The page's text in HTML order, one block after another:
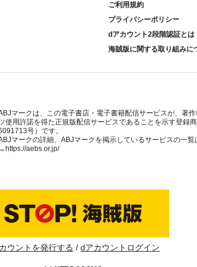
ご利用規約
プライバシーポリシー
dアカウント2段階認証とは
海賊版に関する取り組みに
マークは、この電子書店・電子書籍配信サービスが、著
使用許諾を得た正規版配信サービスであることを示す登録
号）です。
マークの詳細、ABJマークを掲示しているサービスの一覧
→ https://aebs.or.jp/
ウントを発行する dアカウントログイン